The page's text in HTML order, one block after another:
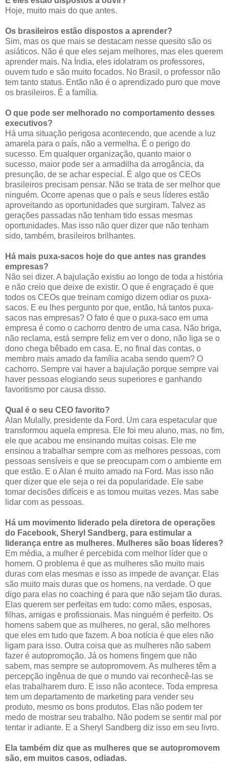
Hoje, muito mais do que antes.
Os brasileiros estão dispostos a aprender?
Sim, mas os que mais se destacam nesse quesito são os
asiáticos. Não é que eles sejam melhores, mas eles querem
aprender mais. Na Índia, eles idolatram os professores,
ouvem tudo e são muito focados. No Brasil, o professor não
tem tanto status. Então não é o aprendizado puro que move
os brasileiros. É a família.
O que pode ser melhorado no comportamento desses
executivos?
Há uma situação perigosa acontecendo, que acende a luz
amarela para o país, não a vermelha. É o perigo do
sucesso. Em qualquer organização, quanto maior o
sucesso, maior pode ser a armadilha da arrogância, da
presunção, de se achar especial. É algo que os CEOs
brasileiros precisam pensar. Não se trata de ser melhor que
ninguém. Ocorre apenas que o país e seus líderes estão
aproveitando as oportunidades que surgiram. Talvez as
gerações passadas não tenham tido essas mesmas
oportunidades. Mas isso não quer dizer que não tenham
sido, também, brasileiros brilhantes.
Há mais puxa-sacos hoje do que antes nas grandes
empresas?
Não sei dizer. A bajulação existiu ao longo de toda a história
e não creio que deixe de existir. O que é engraçado é que
todos os CEOs que treinam comigo dizem odiar os puxa-
sacos. E eu lhes pergunto por que, então, há tantos puxa-
sacos nas empresas? O fato é que o puxa-saco em uma
empresa é como o cachorro dentro de uma casa. Não briga,
não reclama, está sempre feliz em ver o dono, não liga se o
dono chega bêbado em casa. E, no final das contas, o
membro mais amado da família acaba sendo quem? O
cachorro. Sempre vai haver a bajulação porque sempre vai
haver pessoas elogiando seus superiores e ganhando
favoritismo por causa disso.
Qual é o seu CEO favorito?
Alan Mulally, presidente da Ford. Um cara espetacular que
transformou aquela empresa. Ele foi meu aluno, mas, no fim,
ele que acabou me ensinando muitas coisas. Ele me
ensinou a trabalhar sempre com as melhores pessoas, com
pessoas sensíveis e que se preocupam com o ambiente em
que estão. E o Alan é muito amado na Ford. Mas isso não
quer dizer que ele seja o rei da popularidade. Ele sabe
tomar decisões difíceis e as tomou muitas vezes. Mas sabe
lidar com as pessoas.
Há um movimento liderado pela diretora de operações
do Facebook, Sheryl Sandberg, para estimular a
liderança entre as mulheres. Mulheres são boas líderes?
Em média, a mulher é percebida com melhor líder que o
homem. O problema é que as mulheres são muito mais
duras com elas mesmas e isso as impede de avançar. Elas
são muito mais duras que os homens, na verdade. O que
digo para elas no coaching é para que não sejam tão duras.
Elas querem ser perfeitas em tudo: como mães, esposas,
filhas, amigas e profissionais. Mas ninguém é perfeito. Os
homens sabem que as mulheres, no geral, são melhores
que eles em tudo que fazem. A boa notícia é que eles não
ligam para isso. Outra coisa que as mulheres não sabem
fazer é autopromoção. Já os homens fingem que não
sabem, mas sempre se autopromovem. As mulheres têm a
percepção ingênua de que o mundo vai reconhecê-las se
elas trabalharem duro. E isso não acontece. Toda empresa
tem um departamento de marketing para vender seu
produto, mesmo os bons produtos. Elas não podem ter
medo de mostrar seu trabalho. Não podem se sentir mal por
tentar ir adiante. E a Sheryl Sandberg diz isso em seu livro.
Ela também diz que as mulheres que se autopromovem
são, em muitos casos, odiadas.